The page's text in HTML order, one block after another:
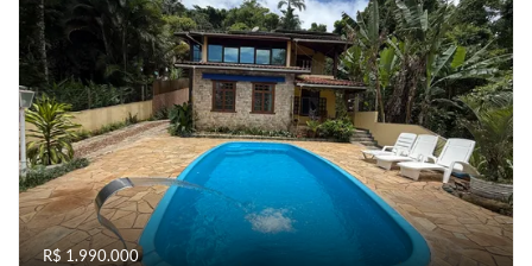
R$ 1.990.000